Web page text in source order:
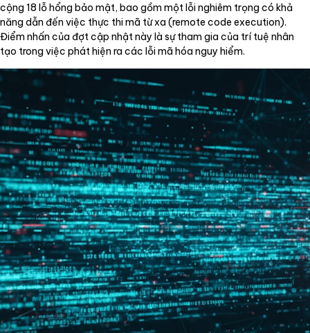
cộng 18 lỗ hổng bảo mật, bao gồm một lỗi nghiêm trọng có khả
năng dẫn đến việc thực thi mã từ xa (remote code execution).
Điểm nhấn của đợt cập nhật này là sự tham gia của trí tuệ nhân
tạo trong việc phát hiện ra các lỗi mã hóa nguy hiểm.